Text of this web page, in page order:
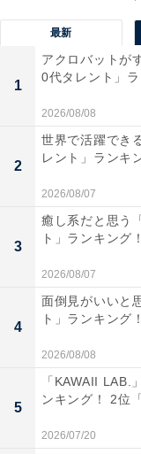
第1位：千葉雄大
最新
1
アクロバットが
0代タレント」
2026/08/08
2
世界で活躍でき
レント」ランキ
2026/08/07
3
癒し系だと思う
ト」ランキング
2026/08/07
4
面倒見がいいと
ト」ランキング
2026/08/08
5
「KAWAII LAB.
ンキング！ 2位
2026/07/20